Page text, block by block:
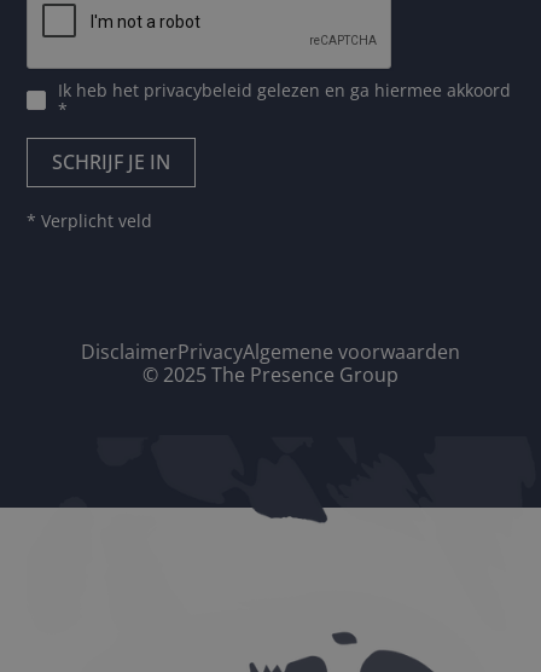
Ik heb het privacybeleid gelezen en ga hiermee akkoord
*
* Verplicht veld
DisclaimerPrivacyAlgemene voorwaarden
© 2025 The Presence Group